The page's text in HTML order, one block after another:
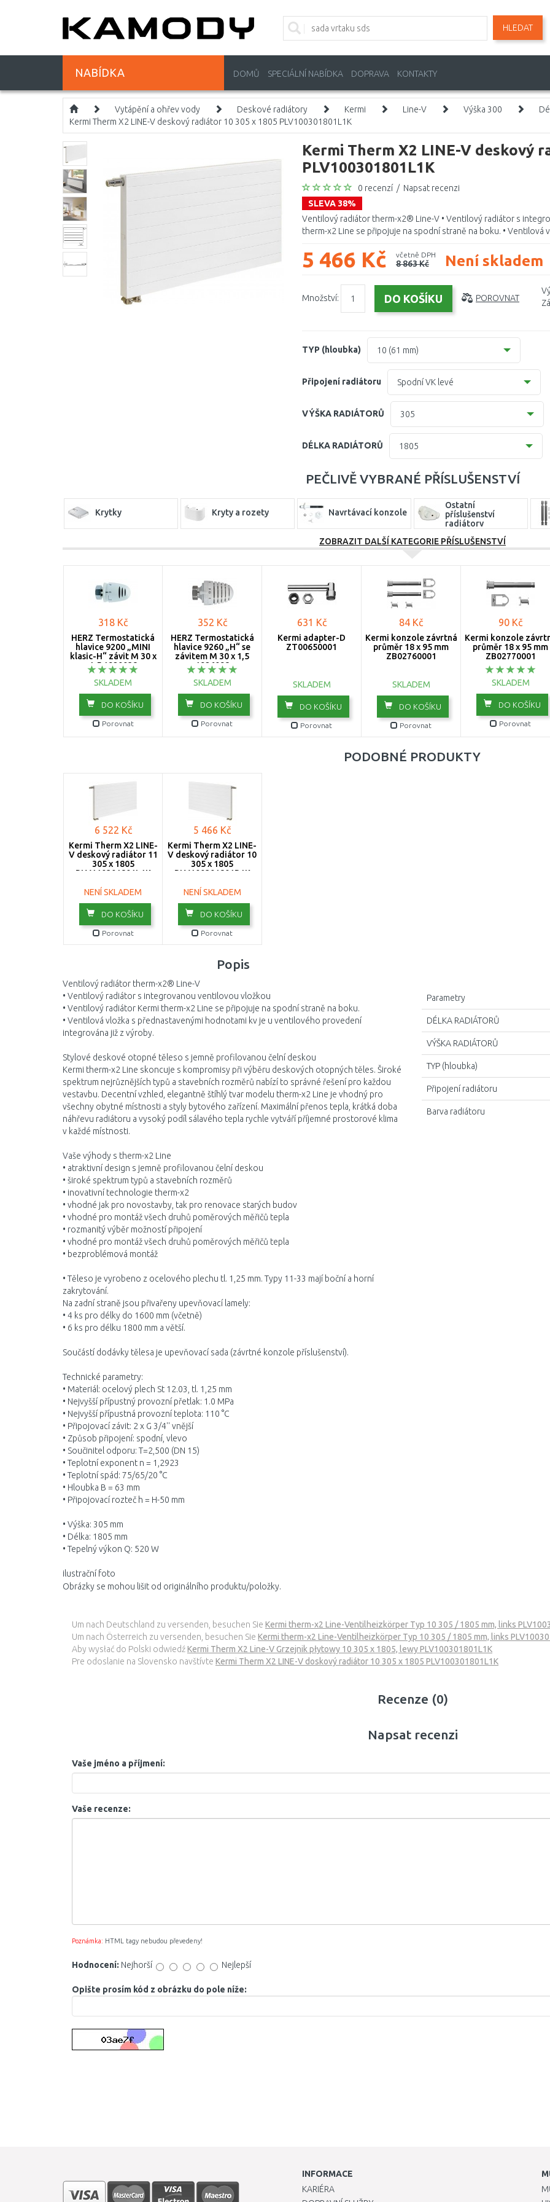
HLEDAT
NABÍDKA DOMŮ SPECIÁLNÍ NABÍDKA DOPRAVA KONTAKTY
Vytápění a ohřev vody Deskové radiátory Kermi Line-V Výška 300
Kermi Therm X2 LINE-V deskový radiátor 10 305 x 1805 PLV100301801L1K
Kermi Therm X2 LINE-V deskový
PLV100301801L1K
0 recenzí / Napsat recenzi
SLEVA 38%
Ventilový radiátor therm-x2® Line-V • Ventilový radiátor s
therm-x2 Line se připojuje na spodní straně na boku. • Ventilová
5 466 Kč včetně DPH
8 863 Kč Není skladem
Množství: POROVNAT
TYP (hloubka) 10 (61 mm)
10 (63 mm)
11 (61 mm)
11( 63 mm)
21/22 (64-66 mm)
21=12 (64 mm)
Připojení radiátoru Spodní VK levé
Spodní VK pravé
VÝŠKA RADIÁTORŮ 305
605
905
DÉLKA RADIÁTORŮ 1805
705
905
1005
1100
1200
1205
1305
PEČLIVĚ VYBRANÉ PŘÍSLUŠENSTVÍ
Krytky Kryty a rozety Navrtávací konzole
Ostatní
příslušenství
radiátory
hlavice
šroubení "H"
ZOBRAZIT DALŠÍ KATEGORIE PŘÍSLUŠENSTVÍ
318 Kč
HERZ Termostatická
hlavice 9200 „MINI
klasic-H“ závit M 30 x
1,5 1920038
SKLADEM
DO KOŠÍKU
Porovnat
352 Kč
HERZ Termostatická
hlavice 9260 „H“ se
závitem M 30 x 1,5
1926098
SKLADEM
DO KOŠÍKU
Porovnat
631 Kč
Kermi adapter-D
ZT00650001
SKLADEM
DO KOŠÍKU
Porovnat
84 Kč
Kermi konzole závrtná
průměr 18 x 95 mm
ZB02760001
SKLADEM
DO KOŠÍKU
Porovnat
90 Kč
Kermi konzole
průměr 18 x 95 mm
ZB02770001
SKLADEM
DO KOŠÍKU
Porovnat
PODOBNÉ PRODUKTY
6 522 Kč
Kermi Therm X2 LINE-
V deskový radiátor 11
305 x 1805
PLV110301801L1K
NENÍ SKLADEM
DO KOŠÍKU
Porovnat
5 466 Kč
Kermi Therm X2 LINE-
V deskový radiátor 10
305 x 1805
PLV100301801R1K
NENÍ SKLADEM
DO KOŠÍKU
Porovnat
Popis
Ventilový radiátor therm-x2® Line-V
• Ventilový radiátor s integrovanou ventilovou vložkou
• Ventilový radiátor Kermi therm-x2 Line se připojuje na spodní straně na boku.
• Ventilová vložka s přednastavenými hodnotami kv je u ventilového provedení
integrována již z výroby.
Stylové deskové otopné těleso s jemně profilovanou čelní deskou
Kermi therm-x2 Line skoncuje s kompromisy při výběru deskových otopných těles. Široké
spektrum nejrůznějších typů a stavebních rozměrů nabízí to správné řešení pro každou
vestavbu. Decentní vzhled, elegantně štíhlý tvar modelu therm-x2 Line je vhodný pro
všechny obytné místnosti a styly bytového zařízení. Maximální přenos tepla, krátká doba
náhřevu radiátoru a vysoký podíl sálavého tepla rychle vytváří příjemné prostorové klima
v každé místnosti.
Vaše výhody s therm-x2 Line
• atraktivní design s jemně profilovanou čelní deskou
• široké spektrum typů a stavebních rozměrů
• inovativní technologie therm-x2
• vhodné jak pro novostavby, tak pro renovace starých budov
• vhodné pro montáž všech druhů poměrových měřičů tepla
• rozmanitý výběr možností připojení
• vhodné pro montáž všech druhů poměrových měřičů tepla
• bezproblémová montáž
• Těleso je vyrobeno z ocelového plechu tl. 1,25 mm. Typy 11-33 mají boční a horní
zakrytování.
Na zadní straně jsou přivařeny upevňovací lamely:
• 4 ks pro délky do 1600 mm (včetně)
• 6 ks pro délku 1800 mm a větší.
Součástí dodávky tělesa je upevňovací sada (závrtné konzole příslušenství).
Technické parametry:
• Materiál: ocelový plech St 12.03, tl. 1,25 mm
• Nejvyšší přípustný provozní přetlak: 1.0 MPa
• Nejvyšší přípustná provozní teplota: 110 °C
• Připojovací závit: 2 x G 3/4'' vnější
• Způsob připojení: spodní, vlevo
• Součinitel odporu: T=2,500 (DN 15)
• Teplotní exponent n = 1,2923
• Teplotní spád: 75/65/20 °C
• Hloubka B = 63 mm
• Připojovací rozteč h = H-50 mm
• Výška: 305 mm
• Délka: 1805 mm
• Tepelný výkon Q: 520 W
ilustrační foto
Obrázky se mohou lišit od originálního produktu/položky.
Parametry
DÉLKA RADIÁTORŮ
VÝŠKA RADIÁTORŮ
TYP (hloubka)
Připojení radiátoru
Barva radiátoru
Um nach Deutschland zu versenden, besuchen Sie Kermi therm-x2 Line-Ventilheizkörper Typ 10 305 / 1805 mm, links
Um nach Österreich zu versenden, besuchen Sie Kermi therm-x2 Line-Ventilheizkörper Typ 10 305 / 1805 mm, links
Aby wysłać do Polski odwiedźKermi Therm X2 Line-V Grzejnik płytowy 10 305 x 1805, lewy PLV100301801L1K
Pre odoslanie na Slovensko navštívte Kermi Therm X2 LINE-V doskový radiátor 10 305 x 1805 PLV100301801L1K
Recenze (0)
Napsat recenzi
Vaše jméno a příjmení:
Vaše recenze:
Poznámka: HTML tagy nebudou převedeny!
Hodnocení: Nejhorší Nejlepší
Opište prosím kód z obrázku do pole níže:
INFORMACE
KARIÉRA